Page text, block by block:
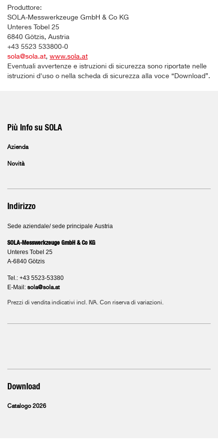
Produttore:
SOLA-Messwerkzeuge GmbH & Co KG
Unteres Tobel 25
6840 Götzis, Austria
+43 5523 533800-0
sola@sola.at, www.sola.at
Eventuali avvertenze e istruzioni di sicurezza sono riportate nelle
istruzioni d'uso o nella scheda di sicurezza alla voce “Download”.
Più Info su SOLA
Azienda
Novità
Indirizzo
Sede aziendale/ sede principale Austria
SOLA-Messwerkzeuge GmbH & Co KG
Unteres Tobel 25
A-6840 Götzis
Tel.: +43 5523-53380
E-Mail: sola@sola.at
Prezzi di vendita indicativi incl. IVA. Con riserva di variazioni.
Download
Catalogo 2026